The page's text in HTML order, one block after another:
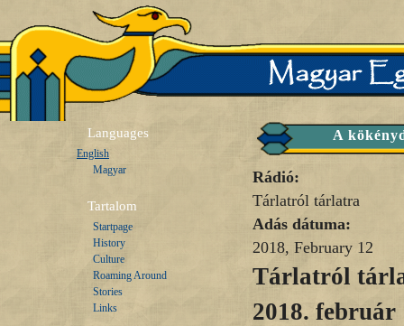
Languages
English
Magyar
Tartalom
Startpage
History
Culture
Roaming Around
Stories
Links
A
Rádió:
Tárlatról tárlatra
Adás dátuma:
2018, February 12
Tárlatról
2018. február